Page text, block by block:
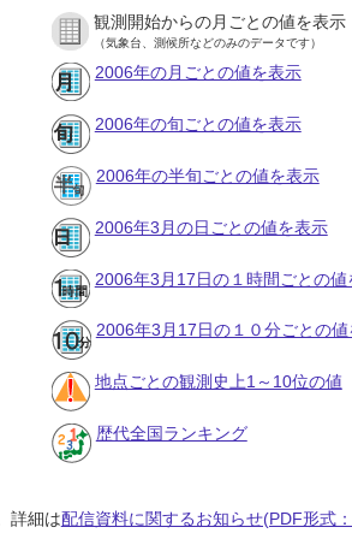
観測開始からの月ごとの値を表示
（気象台、測候所などのみのデータです）
2006年の月ごとの値を表示
2006年の旬ごとの値を表示
2006年の半旬ごとの値を表示
2006年3月の日ごとの値を表示
2006年3月17日の１時間ごとの値
2006年3月17日の１０分ごとの値
地点ごとの観測史上1～10位の値
歴代全国ランキング
詳細は配信資料に関するお知らせ(PDF形式：